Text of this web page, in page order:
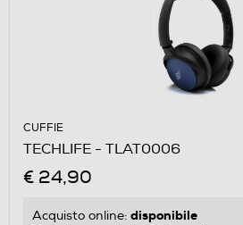
CUFFIE
TECHLIFE - TLAT0006
€ 24,90
Acquisto online: disponibile